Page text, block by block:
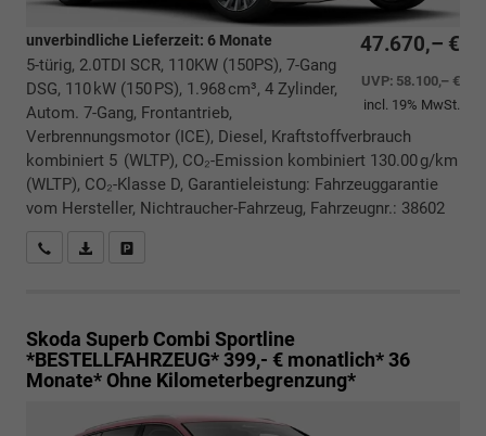
47.670,– €
UVP: 58.100,– €
incl. 19% MwSt.
unverbindliche Lieferzeit: 6 Monate
5-türig, 2.0TDI SCR, 110KW (150PS), 7-Gang
DSG, 110 kW (150 PS), 1.968 cm³, 4 Zylinder,
Autom. 7-Gang, Frontantrieb,
Verbrennungsmotor (ICE), Diesel, Kraftstoffverbrauch
kombiniert 5 (WLTP), CO₂-Emission kombiniert 130.00 g/km
(WLTP), CO₂-Klasse D, Garantieleistung: Fahrzeuggarantie
vom Hersteller, Nichtraucher-Fahrzeug, Fahrzeugnr.: 38602
Rückrufbitte absenden
PDF-Datei, Fahrzeugexposé drucken
Skoda Superb Combi Sportline
*BESTELLFAHRZEUG* 399,- € monatlich* 36
Monate* Ohne Kilometerbegrenzung*